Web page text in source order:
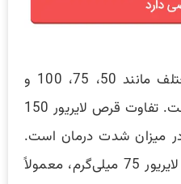
قرص لایریور در دوزهای مختلف مانند 50، 75، 100 و
150 میلی‌گرم در دسترس است. تفاوت قرص لایریور 150
در میزان شدت درمان است.
دوزهای پایین‌تر، مانند قرص لایریور 75 میلی‌گرم، معمولاً